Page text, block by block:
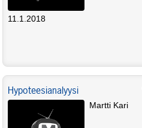
11.1.2018
Hypoteesianalyysi
Martti Kari